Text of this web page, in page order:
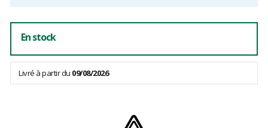
En stock
Livré à partir du 09/08/2026